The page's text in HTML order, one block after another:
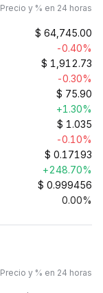
Precio y % en 24 horas
$ 64,745.00
-0.40%
$ 1,912.73
-0.30%
$ 75.90
+1.30%
$ 1.035
-0.10%
$ 0.17193
+248.70%
$ 0.999456
0.00%
Precio y % en 24 horas